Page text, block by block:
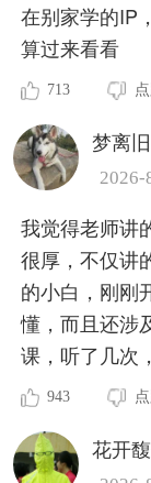
在别家学的IP
算过来看看
713
梦离
2026-
我觉得老师讲
很厚，不仅讲
的小白，刚刚
懂，而且还涉
课，听了几次
943
花开